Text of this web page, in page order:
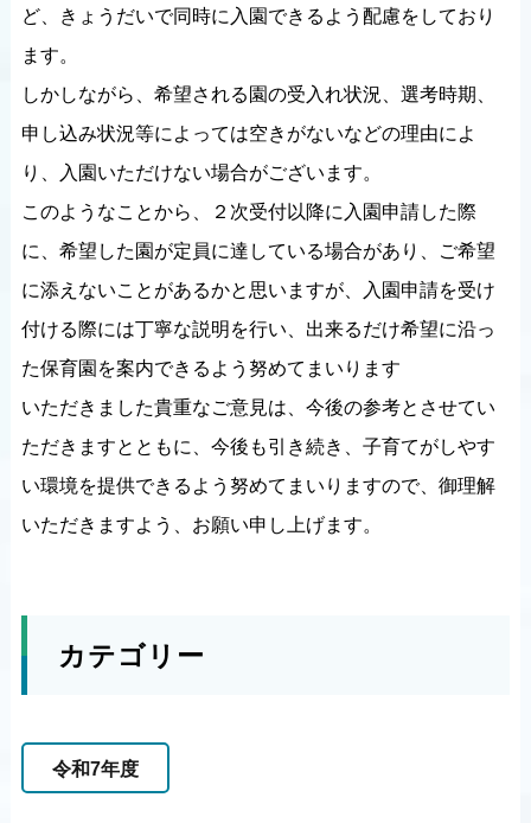
ど、きょうだいで同時に入園できるよう配慮をしており
ます。
しかしながら、希望される園の受入れ状況、選考時期、
申し込み状況等によっては空きがないなどの理由によ
り、入園いただけない場合がございます。
このようなことから、２次受付以降に入園申請した際
に、希望した園が定員に達している場合があり、ご希望
に添えないことがあるかと思いますが、入園申請を受け
付ける際には丁寧な説明を行い、出来るだけ希望に沿っ
た保育園を案内できるよう努めてまいります
いただきました貴重なご意見は、今後の参考とさせてい
ただきますとともに、今後も引き続き、子育てがしやす
い環境を提供できるよう努めてまいりますので、御理解
いただきますよう、お願い申し上げます。
カテゴリー
令和7年度